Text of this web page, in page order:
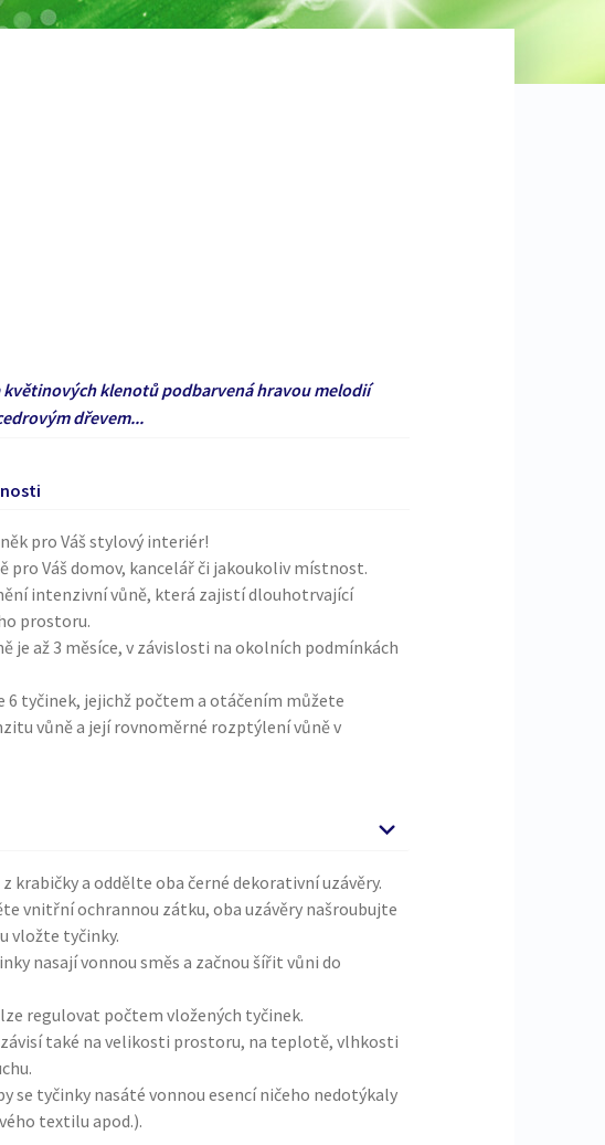
květinových klenotů podbarvená hravou melodií
dřevem...
pro Váš stylový interiér!
pro Váš domov, kancelář či jakoukoliv místnost.
intenzivní vůně, která zajistí dlouhotrvající
prostoru.
je až 3 měsíce, v závislosti na okolních podmínkách
6 tyčinek, jejichž počtem a otáčením můžete
vůně a její rovnoměrné rozptýlení vůně v
krabičky a oddělte oba černé dekorativní uzávěry.
vnitřní ochrannou zátku, oba uzávěry našroubujte
vložte tyčinky.
nasají vonnou směs a začnou šířit vůni do
regulovat počtem vložených tyčinek.
také na velikosti prostoru, na teplotě, vlhkosti
se tyčinky nasáté vonnou esencí ničeho nedotýkaly
textilu apod.).